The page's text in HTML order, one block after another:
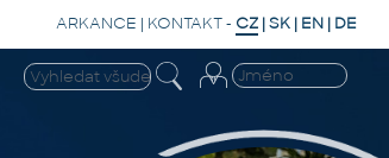
ARKANCE | KONTAKT- CZ |SK | EN | DE